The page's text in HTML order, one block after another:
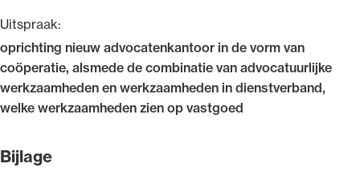
Uitspraak:
oprichting nieuw advocatenkantoor in de vorm van
coöperatie, alsmede de combinatie van advocatuurlijke
werkzaamheden en werkzaamheden in dienstverband,
welke werkzaamheden zien op vastgoed
Bijlage
Uitgelicht